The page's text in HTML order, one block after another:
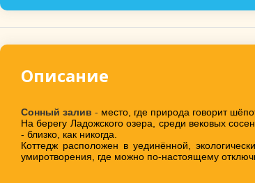
Описание
Сонный залив - место, где природа говорит
На берегу Ладожского озера, среди вековых
- близко, как никогда.
Коттедж расположен в уединённой,
умиротворения, где можно по-настоящему